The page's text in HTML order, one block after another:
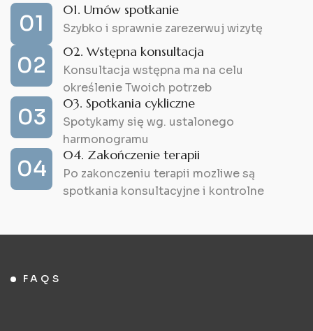
01
01. Umów spotkanie
Szybko i sprawnie zarezerwuj wizytę
02
02. Wstępna konsultacja
Konsultacja wstępna ma na celu
określenie Twoich potrzeb
03
03. Spotkania cykliczne
Spotykamy się wg. ustalonego
harmonogramu
04
04. Zakończenie terapii
Po zakonczeniu terapii mozliwe są
spotkania konsultacyjne i kontrolne
FAQS